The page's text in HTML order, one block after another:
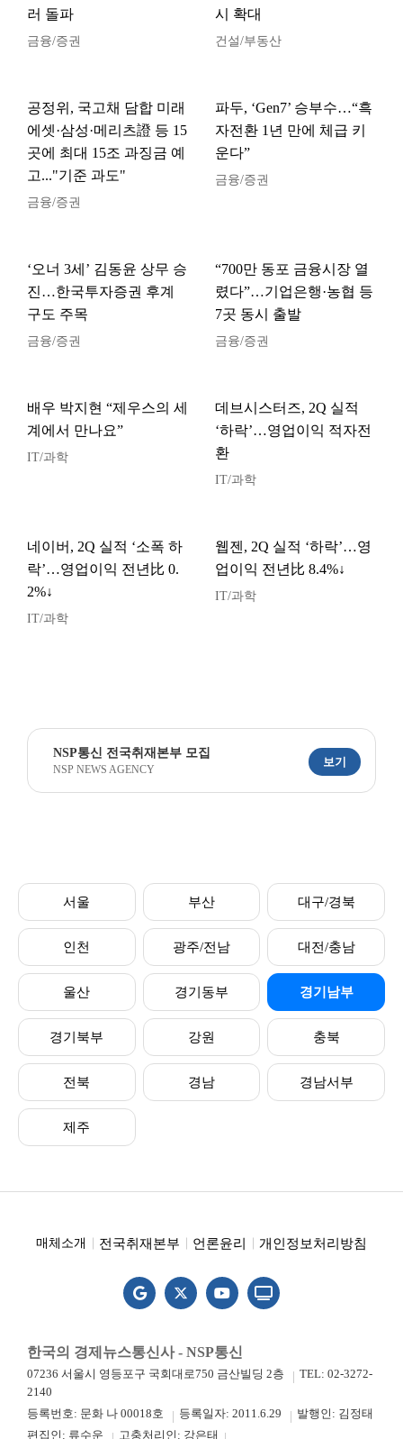
러 돌파
금융/증권
시 확대
건설/부동산
공정위, 국고채 담합 미래
에셋·삼성·메리츠證 등 15
곳에 최대 15조 과징금 예
고..."기준 과도"
금융/증권
파두, ‘Gen7’ 승부수…“흑
자전환 1년 만에 체급 키
운다”
금융/증권
‘오너 3세’ 김동윤 상무 승
진…한국투자증권 후계
구도 주목
금융/증권
“700만 동포 금융시장 열
렸다”…기업은행·농협 등
7곳 동시 출발
금융/증권
배우 박지현 “제우스의 세
계에서 만나요”
IT/과학
데브시스터즈, 2Q 실적
‘하락’…영업이익 적자전
환
IT/과학
네이버, 2Q 실적 ‘소폭 하
락’…영업이익 전년比 0.
2%↓
IT/과학
웹젠, 2Q 실적 ‘하락’…영
업이익 전년比 8.4%↓
IT/과학
NSP통신 전국취재본부 모집
NSP NEWS AGENCY
보기
서울 부산 대구/경북
인천 광주/전남 대전/충남
울산 경기동부 경기남부
경기북부 강원 충북
전북 경남 경남서부
제주
매체소개 전국취재본부 언론윤리 개인정보처리방침
한국의 경제뉴스통신사 - NSP통신
07236 서울시 영등포구 국회대로750 금산빌딩 2층
TEL: 02-3272-
2140
등록번호: 문화 나 00018호
등록일자: 2011.6.29
발행인: 김정태
편집인: 류수운
고충처리인: 강은태